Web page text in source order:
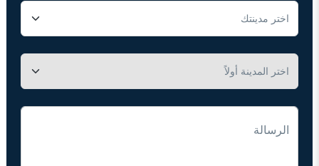
المدينة
المستشفى
الرسالة